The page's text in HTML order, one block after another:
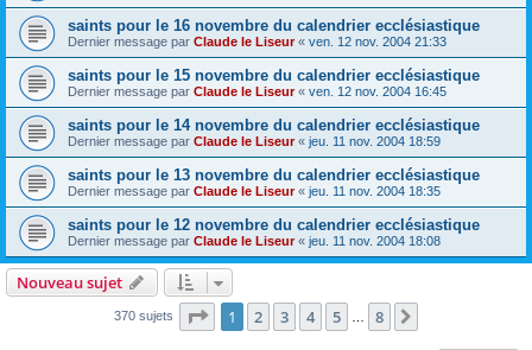
saints pour le 16 novembre du calendrier ecclésiastique
Dernier message par Claude le Liseur« ven. 12 nov. 2004 21:33
saints pour le 15 novembre du calendrier ecclésiastique
Dernier message par Claude le Liseur« ven. 12 nov. 2004 16:45
saints pour le 14 novembre du calendrier ecclésiastique
Dernier message par Claude le Liseur« jeu. 11 nov. 2004 18:59
saints pour le 13 novembre du calendrier ecclésiastique
Dernier message par Claude le Liseur« jeu. 11 nov. 2004 18:35
saints pour le 12 novembre du calendrier ecclésiastique
Dernier message par Claude le Liseur« jeu. 11 nov. 2004 18:08
Nouveau sujet
370 sujets Page 1sur8
1 2 3 4 5 8